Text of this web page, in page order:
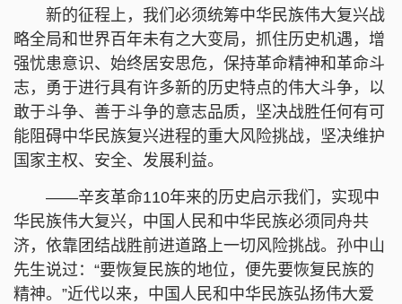
新的征程上，我们必须统筹中华民族伟大复兴战
略全局和世界百年未有之大变局，抓住历史机遇，增
强忧患意识、始终居安思危，保持革命精神和革命斗
志，勇于进行具有许多新的历史特点的伟大斗争，以
敢于斗争、善于斗争的意志品质，坚决战胜任何有可
能阻碍中华民族复兴进程的重大风险挑战，坚决维护
国家主权、安全、发展利益。
——辛亥革命110年来的历史启示我们，实现中
华民族伟大复兴，中国人民和中华民族必须同舟共
济，依靠团结战胜前进道路上一切风险挑战。孙中山
先生说过：“要恢复民族的地位，便先要恢复民族的
精神。”近代以来，中国人民和中华民族弘扬伟大爱